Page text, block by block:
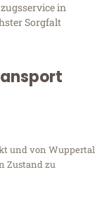
in
Sorgfalt
und von Wuppertal
Zustand zu